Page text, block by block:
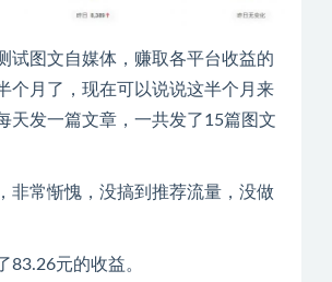
试图文自媒体，赚取各平台收益的
个月了，现在可以说说这半个月来
天发一篇文章，一共发了15篇图文
非常惭愧，没搞到推荐流量，没做
83.26元的收益。